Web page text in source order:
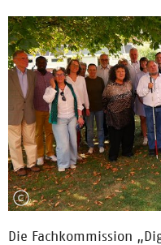
Die Fachkommission